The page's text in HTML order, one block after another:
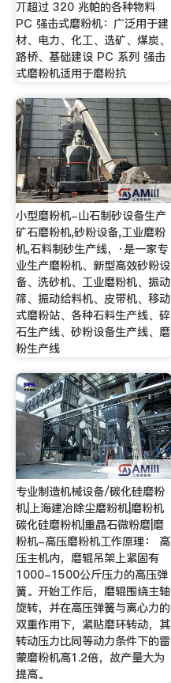
丌超过 320 兆帕的各种物料
PC 强击式磨粉机：广泛用于建
材、电力、化工、选矿、煤炭、
路桥、基础建设 PC 系列 强击
式磨粉机适用于磨粉抗
小型磨粉机-山石制砂设备生产
矿石磨粉机,砂粉设备,工业磨粉
机,石料制砂生产线，·是一家专
业生产磨粉机、新型高效砂粉设
备、洗砂机、工业磨粉机、振动
筛、振动给料机、皮带机、移动
式磨粉站、各种石料生产线、碎
石生产线、砂粉设备生产线、磨
粉生产线
专业制造机械设备/碳化硅磨粉
机|上海建冶除尘磨粉机|磨粉机
碳化硅磨粉机|重晶石微粉磨|磨
粉机-高压磨粉机工作原理： 高
压主机内，磨辊吊架上紧固有
1000-1500公斤压力的高压弹
簧。开始工作后，磨辊围绕主轴
旋转，并在高压弹簧与离心力的
双重作用下，紧贴磨环转动，其
转动压力比同等动力条件下的雷
蒙磨粉机高1.2倍，故产量大为
提高。